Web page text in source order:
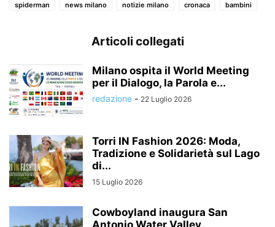
spiderman
news milano notizie milano cronaca bambini
Articoli collegati
Milano ospita il World Meeting
per il Dialogo, la Parola e...
redazione - 22 Luglio 2026
Torri IN Fashion 2026: Moda,
Tradizione e Solidarietà sul Lago
di...
15 Luglio 2026
Cowboyland inaugura San
Antonio Water Valley